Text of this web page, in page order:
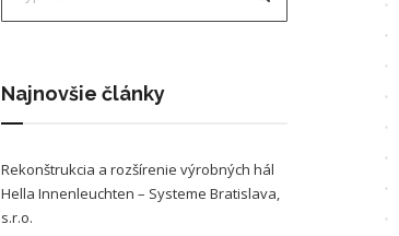
Najnovšie články
Rekonštrukcia a rozšírenie výrobných hál
Hella Innenleuchten – Systeme Bratislava,
s.r.o.